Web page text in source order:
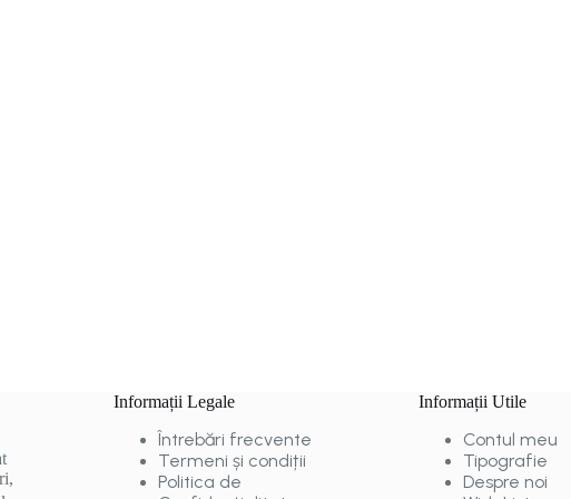
Informații Legale
Întrebări frecvente
Termeni și condiții
Politica de
Informații Utile
Contul meu
Tipografie
Despre noi